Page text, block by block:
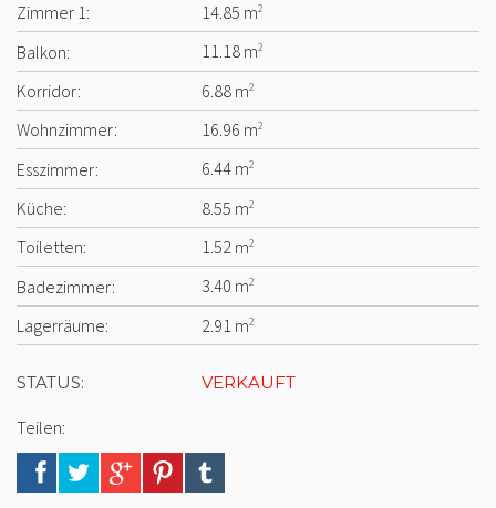
Zimmer 1: 14.85 m2
Balkon: 11.18 m2
Korridor: 6.88 m2
Wohnzimmer: 16.96 m2
Esszimmer: 6.44 m2
Küche: 8.55 m2
Toiletten: 1.52 m2
Badezimmer: 3.40 m2
Lagerräume: 2.91 m2
STATUS: VERKAUFT
Teilen: